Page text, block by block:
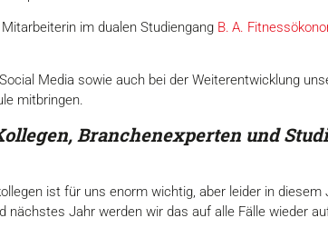
im dualen Studiengang B. A.
Media sowie auch bei der Weiterentwicklung
mitbringen.
Branchenexperten und
ist für uns enorm wichtig, aber leider in diesem
Jahr werden wir das auf alle Fälle wieder